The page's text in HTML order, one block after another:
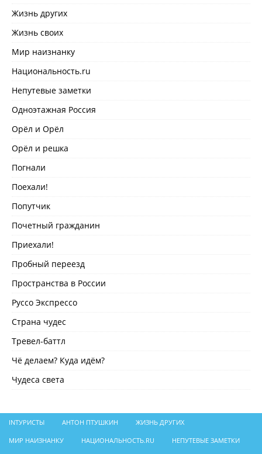
Жизнь других
Жизнь своих
Мир наизнанку
Национальность.ru
Непутевые заметки
Одноэтажная Россия
Орёл и Орёл
Орёл и решка
Погнали
Поехали!
Попутчик
Почетный гражданин
Приехали!
Пробный переезд
Пространства в России
Руссо Экспрессо
Страна чудес
Тревел-баттл
Чё делаем? Куда идём?
Чудеса света
INТУРИСТЫ АНТОН ПТУШКИН ЖИЗНЬ ДРУГИХ
МИР НАИЗНАНКУ НАЦИОНАЛЬНОСТЬ.RU НЕПУТЕВЫЕ ЗАМЕТКИ